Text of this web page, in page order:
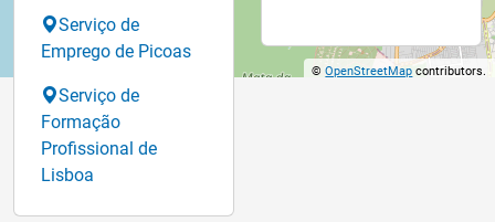
©OpenStreetMap contributors.
Serviço de
Emprego de Picoas
Serviço de
Formação
Profissional de
Lisboa